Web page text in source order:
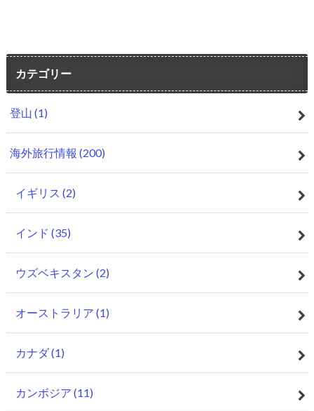
カテゴリー
登山 (1)
海外旅行情報 (200)
イギリス (2)
インド (35)
ウズベキスタン (2)
オーストラリア (1)
カナダ(1)
カンボジア (11)